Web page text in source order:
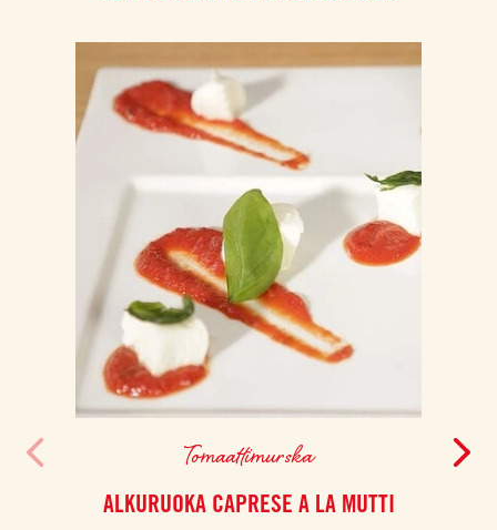
Tomaattimurska
ALKURUOKA CAPRESE A LA MUTTI